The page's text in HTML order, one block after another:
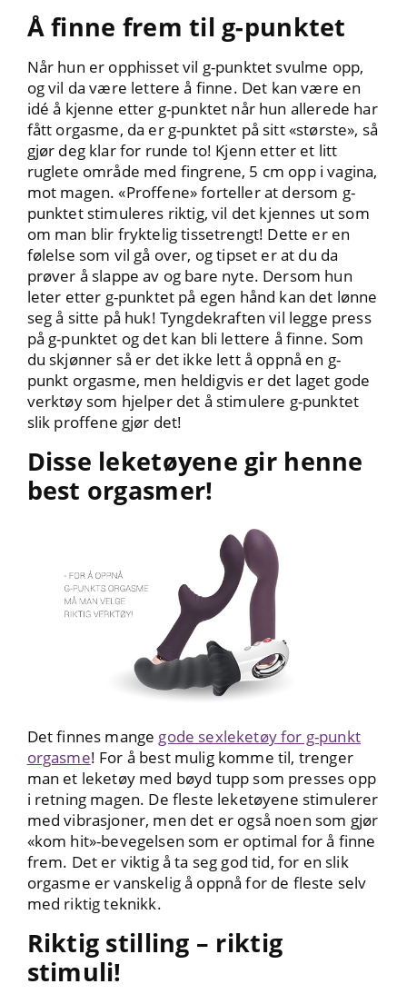
Å finne frem til g-punktet
Når hun er opphisset vil g-punktet svulme opp,
og vil da være lettere å finne. Det kan være en
idé å kjenne etter g-punktet når hun allerede har
fått orgasme, da er g-punktet på sitt «største», så
gjør deg klar for runde to! Kjenn etter et litt
ruglete område med fingrene, 5 cm opp i vagina,
mot magen. «Proffene» forteller at dersom g-
punktet stimuleres riktig, vil det kjennes ut som
om man blir fryktelig tissetrengt! Dette er en
følelse som vil gå over, og tipset er at du da
prøver å slappe av og bare nyte. Dersom hun
leter etter g-punktet på egen hånd kan det lønne
seg å sitte på huk! Tyngdekraften vil legge press
på g-punktet og det kan bli lettere å finne. Som
du skjønner så er det ikke lett å oppnå en g-
punkt orgasme, men heldigvis er det laget gode
verktøy som hjelper det å stimulere g-punktet
slik proffene gjør det!
Disse leketøyene gir henne
best orgasmer!
Det finnes mange gode sexleketøy for g-punkt
orgasme! For å best mulig komme til, trenger
man et leketøy med bøyd tupp som presses opp
i retning magen. De fleste leketøyene stimulerer
med vibrasjoner, men det er også noen som gjør
«kom hit»-bevegelsen som er optimal for å finne
frem. Det er viktig å ta seg god tid, for en slik
orgasme er vanskelig å oppnå for de fleste selv
med riktig teknikk.
Riktig stilling – riktig
stimuli!